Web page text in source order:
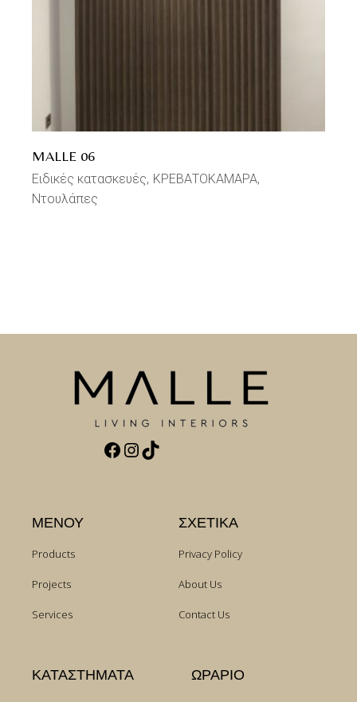
MALLE 06
Ειδικές κατασκευές ΚΡΕΒΑΤΟΚΑΜΑΡΑ
Ντουλάπες
Facebook
Instagram
TikTok
ΜΕΝΟΥ
Products
Projects
Services
ΣΧΕΤΙΚΑ
Privacy Policy
About Us
Contact Us
ΚΑΤΑΣΤΗΜΑΤΑ ΩΡΑΡΙΟ